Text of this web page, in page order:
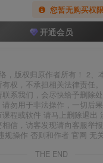
您暂无购买权
开通会员
，版权归原作者所有！ 2、
权，不承担相关法律责任
系我们，会尽快给予删除
勿用于非法操作，一切后果
程或软件 请马上删除退出
信，访客发现请向客服举
规操作 否则和作者 官网 无关
THE END